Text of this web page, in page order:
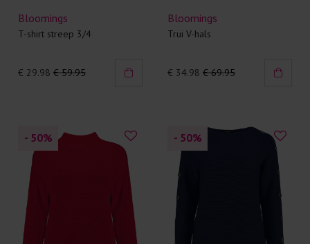
Bloomings
T-shirt streep 3/4
€ 29.98 € 59.95
Bloomings
Trui V-hals
€ 34.98 € 69.95
- 50% - 50%